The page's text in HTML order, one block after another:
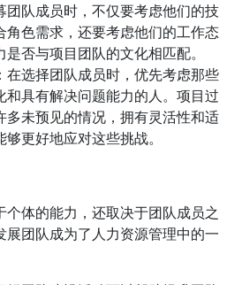
团队成员时，不仅要考虑他们的技
角色需求，还要考虑他们的工作态
否与项目团队的文化相匹配。
：在选择团队成员时，优先考虑那些
和具有解决问题能力的人。项目过
多未预见的情况，拥有灵活性和适
更好地应对这些挑战。
个体的能力，还取决于团队成员之
展团队成为了人力资源管理中的一